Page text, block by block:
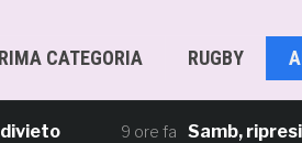
CATEGORIA RUGBY
Samb, ripresi gli